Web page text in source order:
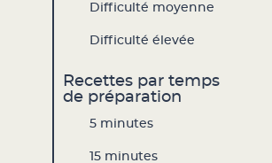
Difficulté moyenne
Difficulté élevée
Recettes par temps
de préparation
5 minutes
15 minutes